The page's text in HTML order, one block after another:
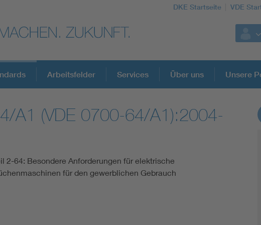
DKE Startseite VDE
DKE Fachinformationen im Kontext der
Circular Economy für mehr Ressourceneffizienz
Arbeitsfelder Services Über uns Unsere
A1 (VDE 0700-64/A1):2004-
2-64: Besondere Anforderungen für elektrische
für den gewerblichen Gebrauch